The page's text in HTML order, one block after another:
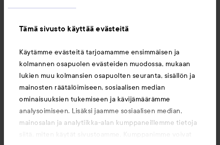
Tämä sivusto käyttää evästeitä
Käytämme evästeitä tarjoamamme ensimmäisen ja
kolmannen osapuolen evästeiden muodossa, mukaan
lukien muu kolmansien osapuolten seuranta, sisällön ja
mainosten räätälöimiseen, sosiaalisen median
ominaisuuksien tukemiseen ja kävijämäärämme
analysoimiseen. Lisäksi jaamme sosiaalisen median,
mainosalan ja analytiikka-alan kumppaneillemme tietoja
Tietoja
Saattaisit myös tykätä